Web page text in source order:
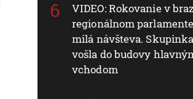
VIDEO: Rokovanie v
regionálnom
milá návšteva.
vošla do budovy
vchodom